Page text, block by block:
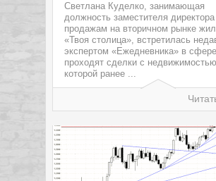
Светлана Куделко, занимающая
должность заместителя
продажам на вторичном рынке
«Твоя столица», встретилась
экспертом «Ежедневника» в
проходят сделки с
которой ранее ...